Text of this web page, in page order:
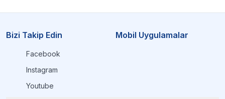
Bizi Takip Edin
Facebook
Instagram
Youtube
Mobil Uygulamalar